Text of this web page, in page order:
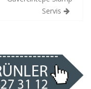
Servis